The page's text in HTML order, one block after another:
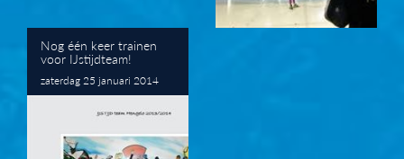
Nog één keer trainen
voor IJstijdteam!
zaterdag 25 januari 2014